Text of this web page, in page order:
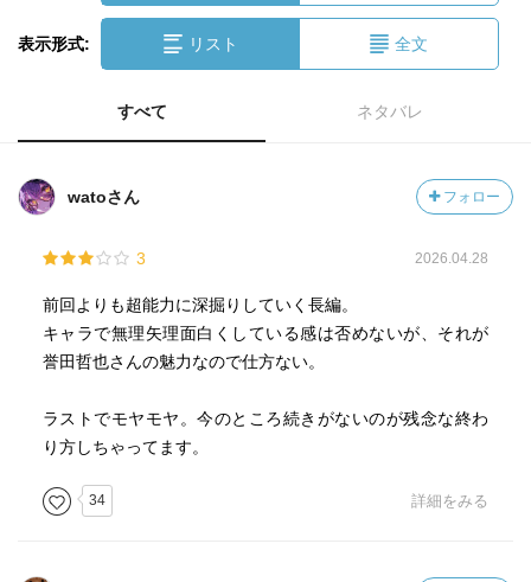
表示形式: リスト 全文
すべて ネタバレ
watoさん フォロー
3 2026.04.28
前回よりも超能力に深掘りしていく長編。
キャラで無理矢理面白くしている感は否めないが、それが
誉田哲也さんの魅力なので仕方ない。
ラストでモヤモヤ。今のところ続きがないのが残念な終わ
り方しちゃってます。
34 詳細をみる